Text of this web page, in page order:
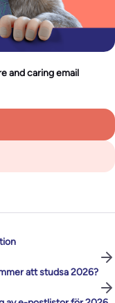
and caring email
att studsa 2026?